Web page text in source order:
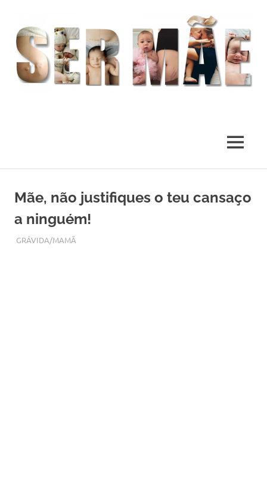
content
MENU
Mãe, não justifiques o teu cansaço
a ninguém!
ABRIL 15, 2018
ADMIN
GRÁVIDA/MAMÃ